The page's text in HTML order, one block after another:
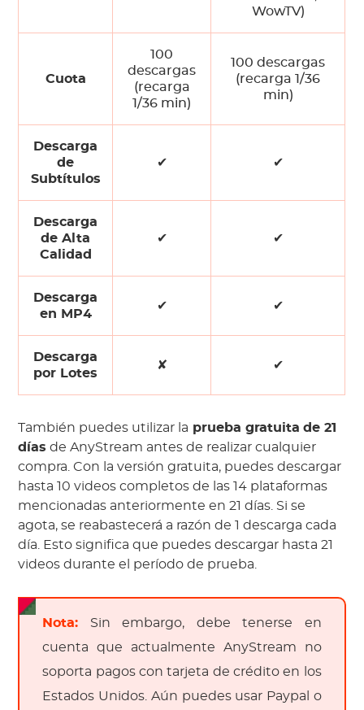
WowTV)
Cuota
100
descargas
(recarga
1/36 min)
100 descargas
(recarga 1/36
min)
Descarga
de
Subtítulos
✔ ✔
Descarga
de Alta
Calidad
✔ ✔
Descarga
en MP4
✔ ✔
Descarga
por Lotes
✘ ✔
También puedes utilizar la prueba gratuita de 21
días de AnyStream antes de realizar cualquier
compra. Con la versión gratuita, puedes descargar
hasta 10 videos completos de las 14 plataformas
mencionadas anteriormente en 21 días. Si se
agota, se reabastecerá a razón de 1 descarga cada
día. Esto significa que puedes descargar hasta 21
videos durante el período de prueba.
Nota: Sin embargo, debe tenerse en
cuenta que actualmente AnyStream no
soporta pagos con tarjeta de crédito en los
Estados Unidos. Aún puedes usar Paypal o